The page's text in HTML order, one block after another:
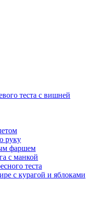
теста с вишней
руку
фаршем
с манкой
теста
с курагой и яблоками